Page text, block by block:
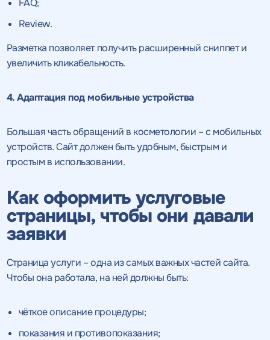
FAQ;
Review.
Разметка позволяет получить расширенный сниппет и
увеличить кликабельность.
4. Адаптация под мобильные устройства
Большая часть обращений в косметологии – с мобильных
устройств. Сайт должен быть удобным, быстрым и
простым в использовании.
Как оформить услуговые
страницы, чтобы они давали
заявки
Страница услуги – одна из самых важных частей сайта.
Чтобы она работала, на ней должны быть:
чёткое описание процедуры;
показания и противопоказания;
конкурентов в поиске
Нажимая на кнопку, "Провести аудит" вы даете согласиена
обработку персональных данных
конфиденциальности
ПРОВЕСТИ АУДИТ
вами в ближайшее время
ОТПРАВИТЬ
Нажимая на кнопку, "Отправить" вы даете согласие
ОТПРАВИТЬ
Нажимая на кнопку, "отправить" вы даете
согласие
ОТПРАВИТЬ
Укажите ваш номер телефона
и введите промокод
интересующему вас
спецпредложению
Нажимая на кнопку, "Отправить" вы даете согласие
обработку персональных данных